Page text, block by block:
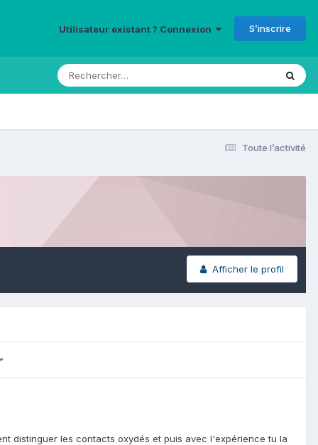
Utilisateur existant ? Connexion S’inscrire
Toute l’activité
Afficher le profil
distinguer les contacts oxydés et puis avec l'expérience tu la